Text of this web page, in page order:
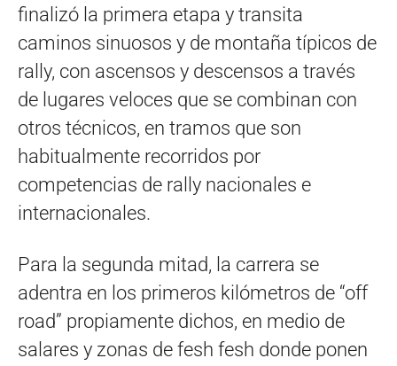
finalizó la primera etapa y transita
caminos sinuosos y de montaña típicos de
rally, con ascensos y descensos a través
de lugares veloces que se combinan con
otros técnicos, en tramos que son
habitualmente recorridos por
competencias de rally nacionales e
internacionales.
Para la segunda mitad, la carrera se
adentra en los primeros kilómetros de “off
road” propiamente dichos, en medio de
salares y zonas de fesh fesh donde ponen